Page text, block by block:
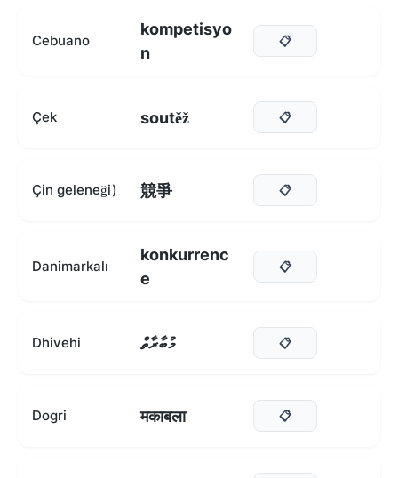
Cebuano
kompetisyo
n
📋
Çek soutěž 📋
Çin geleneği) 競爭 📋
Danimarkalı
konkurrenc
e
📋
Dhivehi މުބާރާތް 📋
Dogri मकाबला 📋